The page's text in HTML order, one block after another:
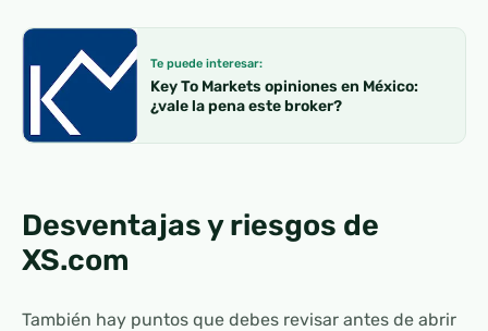
Te puede interesar:
Key To Markets opiniones en México:
¿vale la pena este broker?
Desventajas y riesgos de
XS.com
También hay puntos que debes revisar antes de abrir